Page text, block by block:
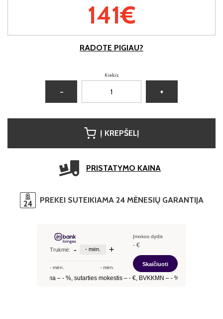
141€
RADOTE PIGIAU?
Kiekis:
− +
Į KREPŠELĮ
PRISTATYMO KAINA
PREKEI SUTEIKIAMA 24 MĖNESIŲ GARANTIJA